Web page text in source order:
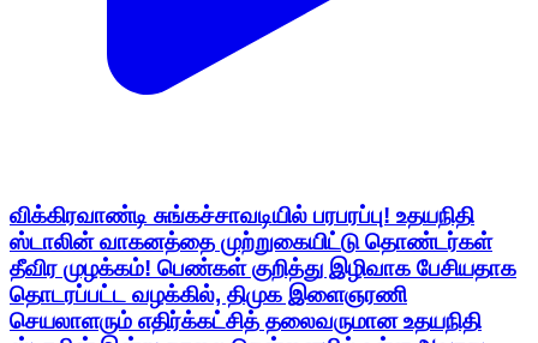
விக்கிரவாண்டி சுங்கச்சாவடியில் பரபரப்பு! உதயநிதி
ஸ்டாலின் வாகனத்தை முற்றுகையிட்டு தொண்டர்கள்
தீவிர முழக்கம்! பெண்கள் குறித்து இழிவாக பேசியதாக
தொடரப்பட்ட வழக்கில், திமுக இளைஞரணி
செயலாளரும் எதிர்க்கட்சித் தலைவருமான உதயநிதி